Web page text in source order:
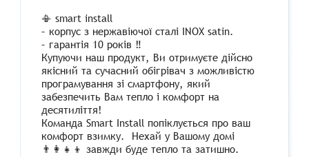
📳 smart install
– корпус з нержавіючої сталі INOX satin.
– гарантія 10 років ‼
Купуючи наш продукт, Ви отримуєте дійсно
якісний та сучасний обігрівач з можливістю
програмування зі смартфону, який
забезпечить Вам тепло і комфорт на
десятиліття!
Команда Smart Install попіклується про ваш
комфорт взимку. Нехай у Вашому домі
👨‍👩‍👧‍👦 завжди буде тепло та затишно.